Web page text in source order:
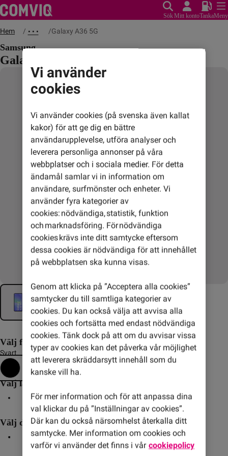
SökMitt kontoTankaMeny
Hem • • • Galaxy A36 5G
Samsung
Galaxy A36 5G
Välj färg
Svart
Välj lagringsutrymme
Välj delbetalning av mobilen
36 mån 24 mån Direkt
Vi använder
cookies
Vi använder cookies (på svenska även kallat
kakor) för att ge dig en bättre
användarupplevelse, utföra analyser och
leverera personliga annonser på våra
webbplatser och i sociala medier. För detta
ändamål samlar vi in information om
användare, surfmönster och enheter. Vi
använder fyra kategorier av
cookies: nödvändiga, statistik, funktion
och marknadsföring. För nödvändiga
cookies krävs inte ditt samtycke eftersom
dessa cookies är nödvändiga för att innehållet
på webbplatsen ska kunna visas.
Genom att klicka på ”Acceptera alla cookies”
samtycker du till samtliga kategorier av
cookies. Du kan också välja att avvisa alla
cookies och fortsätta med endast nödvändiga
cookies. Tänk dock på att om du avvisar vissa
typer av cookies kan det påverka vår möjlighet
att leverera skräddarsytt innehåll som du
kanske vill ha.
För mer information och för att anpassa dina
val klickar du på ”Inställningar av cookies”.
Där kan du också närsomhelst återkalla ditt
samtycke. Mer information om cookies och
varför vi använder det finns i vår cookiepolicy